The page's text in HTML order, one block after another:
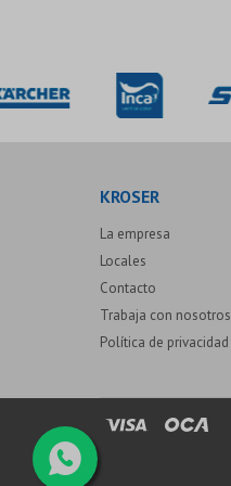
KROSER
La empresa
Locales
Contacto
Trabaja con nosotros
Política de privacidad